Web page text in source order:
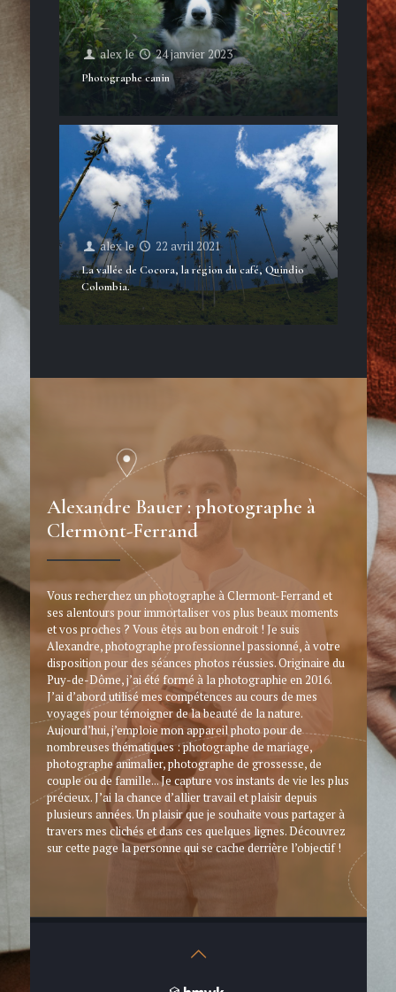
alexle 24 janvier 2023
Photographe canin
alexle 22 avril 2021
La vallée de Cocora, la région du café, Quindio
Colombia.
Alexandre Bauer : photographe à
Clermont-Ferrand
Vous recherchez un photographe à Clermont-Ferrand et
ses alentours pour immortaliser vos plus beaux moments
et vos proches ? Vous êtes au bon endroit ! Je suis
Alexandre, photographe professionnel passionné, à votre
disposition pour des séances photos réussies. Originaire du
Puy-de-Dôme, j’ai été formé à la photographie en 2016.
J’ai d’abord utilisé mes compétences au cours de mes
voyages pour témoigner de la beauté de la nature.
Aujourd’hui, j’emploie mon appareil photo pour de
nombreuses thématiques : photographe de mariage,
photographe animalier, photographe de grossesse, de
couple ou de famille... Je capture vos instants de vie les plus
précieux. J’ai la chance d’allier travail et plaisir depuis
plusieurs années. Un plaisir que je souhaite vous partager à
travers mes clichés et dans ces quelques lignes. Découvrez
sur cette page la personne qui se cache derrière l’objectif !